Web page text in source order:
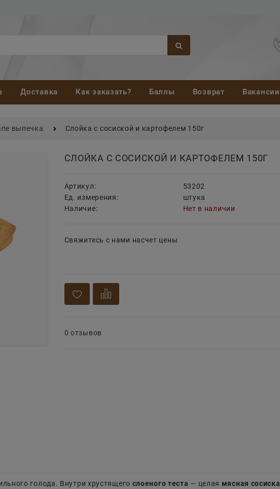
Доставка Как заказать? Баллы Возврат Вакансии
выпечка Слойка с сосиской и картофелем 150г
СЛОЙКА С СОСИСКОЙ И КАРТОФЕЛЕМ 150Г
Артикул:
53202
Ед. измерения:
штука
Наличие:
Нет в наличии
Свяжитесь с нами насчет цены
0 отзывов
голода. Внутри хрустящего слоеного теста — целая мясная сосиска